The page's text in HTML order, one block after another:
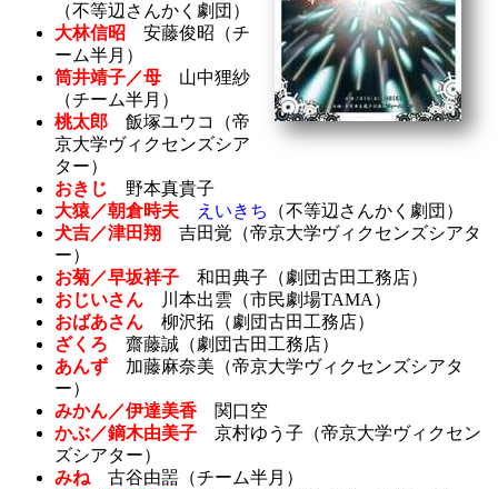
（不等辺さんかく劇団）
大林信昭安藤俊昭（チ
ーム半月）
筒井靖子／母山中狸紗
（チーム半月）
桃太郎飯塚ユウコ（帝
京大学ヴィクセンズシア
ター）
おきじ 野本真貴子
大猿／朝倉時夫
えいきち
（不等辺さんかく劇団）
犬吉／津田翔
吉田覚（帝京大学ヴィクセンズシアタ
ー）
お菊／早坂祥子和田典子（劇団古田工務店）
おじいさん川本出雲（市民劇場TAMA）
おばあさん柳沢拓（劇団古田工務店）
ざくろ 齋藤誠（劇団古田工務店）
あんず加藤麻奈美（帝京大学ヴィクセンズシアタ
ー）
みかん／伊達美香関口空
かぶ／鏑木由美子京村ゆう子（帝京大学ヴィクセン
ズシアター）
みね古谷由噐（チーム半月）